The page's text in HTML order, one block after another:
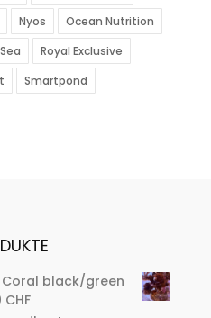
Nyos
Ocean Nutrition
Royal Exclusive
Smartpond
black/green
CHF